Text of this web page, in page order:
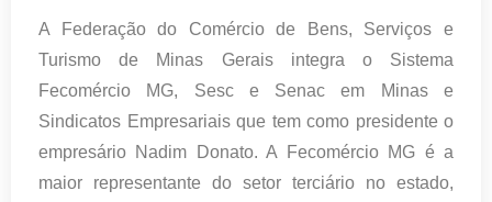
A Federação do Comércio de Bens, Serviços e
Turismo de Minas Gerais integra o Sistema
Fecomércio MG, Sesc e Senac em Minas e
Sindicatos Empresariais que tem como presidente o
empresário Nadim Donato. A Fecomércio MG é a
maior representante do setor terciário no estado,